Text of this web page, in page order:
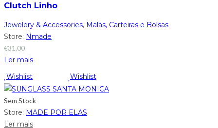
Clutch Linho
Jewelery & Accessories, Malas, Carteiras e Bolsas
Store: Nmade
€31,00
Ler mais
Wishlist
Wishlist
Sem Stock
Store: MADE POR ELAS
Ler mais